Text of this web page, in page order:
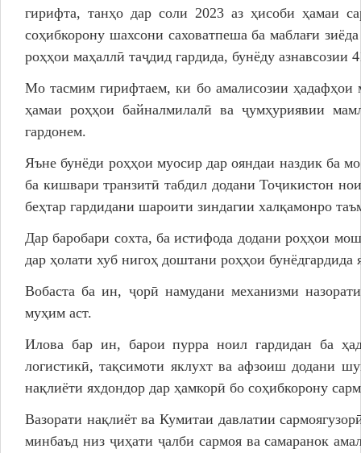
гирифта, танҳо дар соли 2023 аз ҳисоби ҳамаи
соҳибкорону шахсони саховатпеша ба маблағи
роҳҳои маҳаллӣ таҷдид гардида, бунёду азнавсозии
Мо тасмим гирифтаем, ки бо амалисозии
ҳамаи роҳҳои байналмилалӣ ва ҷумҳуриявии
гардонем.
Яъне бунёди роҳҳои муосир дар ояндаи наздик ба
ба кишвари транзитӣ табдил додани Тоҷикистон
беҳтар гардидани шароити зиндагии халқамонро
Дар баробари сохта, ба истифода додани роҳҳои
дар ҳолати хуб нигоҳ доштани роҳҳои
Вобаста ба ин, ҷорӣ намудани механизми
муҳим аст.
Илова бар ин, барои пурра ноил гардидан ба
логистикӣ, тақсимоти яклухт ва афзоиш додани
нақлиёти яхдондор дар ҳамкорӣ бо соҳибкорону
Вазорати нақлиёт ва Кумитаи давлатии
минбаъд низ ҷиҳати ҷалби сармоя ва самаранок